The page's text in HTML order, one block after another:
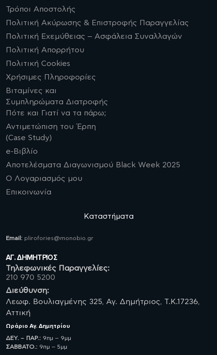
Τρόποι Αποστολής
Πολιτική Ακύρωσης & Επιστροφής Παραγγελίας
Πολιτική Εχεμύθειας – Ασφάλεια Συναλλαγών
Πολιτική Απορρήτου
Πολιτική Cookies
Χρήσιμες Πληροφορίες
Βιταμίνες και
Συμπληρώματα Διατροφής
Πότε και Γιατί να τα πάρω;
Αντιμετώπιση του Έρπη
(Case Study)
e-Βιβλίο
Αποτελέσματα Διαγωνισμού Black Week 2025
Ο Λογαριασμός μου
Επικοινωνία
Καταστήματα
Email: plirofories@monobio.gr
ΑΓ. ΔΗΜΗΤΡΙΟΣ
Τηλεφωνικές Παραγγελίες:
210 970 5200
Διεύθυνση:
Λεωφ. Βουλιαγμένης 325, Αγ. Δημήτριος, Τ.Κ.17236,
Αττική
Ωράριο Αγ. Δημητρίου
ΔΕΥ. – ΠΑΡ.: 9πμ – 9μμ
ΣΑΒBATO.: 9πμ – 5μμ